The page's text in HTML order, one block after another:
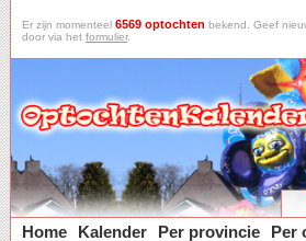
Er zijn momenteel 6569 optochten bekend. Geef
door via het formulier.
Home
Kalender Per provincie
Per